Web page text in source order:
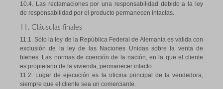
10.4. Las reclamaciones por una responsabilidad debido a la ley
de responsabilidad por el producto permanecen intactas.
11. Cláusulas finales
11.1. Sólo la ley de la República Federal de Alemania es válida con
exclusión de la ley de las Naciones Unidas sobre la venta de
bienes. Las normas de coerción de la nación, en la que el cliente
es propietario de la vivienda, permanecer intacto.
11.2. Lugar de ejecución es la oficina principal de la vendedora,
siempre que el cliente sea un comerciante.